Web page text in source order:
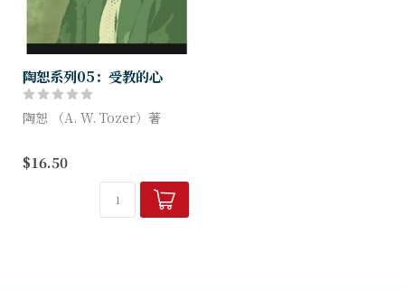
陶恕系列05：受教的心
陶恕 （A. W. Tozer）著
聽見嗎？陶恕博士藉著從神而
來的啟示，像昔日的耶利米先
知一般，懷著哀痛、惋惜的
心，嚴厲地指斥今...
$16.50